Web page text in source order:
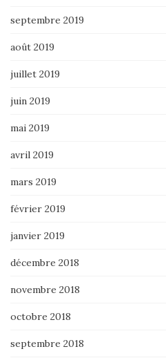
septembre 2019
août 2019
juillet 2019
juin 2019
mai 2019
avril 2019
mars 2019
février 2019
janvier 2019
décembre 2018
novembre 2018
octobre 2018
septembre 2018